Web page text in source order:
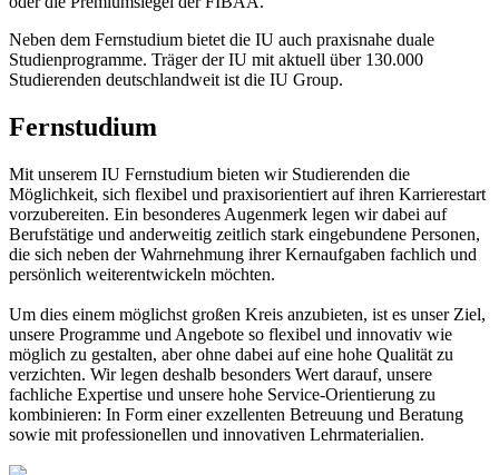
Neben dem Fernstudium bietet die IU auch praxisnahe duale
Studienprogramme. Träger der IU mit aktuell über 130.000
Studierenden deutschlandweit ist die IU Group.
Fernstudium
Mit unserem IU Fernstudium bieten wir Studierenden die
Möglichkeit, sich flexibel und praxisorientiert auf ihren Karrierestart
vorzubereiten. Ein besonderes Augenmerk legen wir dabei auf
Berufstätige und anderweitig zeitlich stark eingebundene Personen,
die sich neben der Wahrnehmung ihrer Kernaufgaben fachlich und
persönlich weiterentwickeln möchten.
Um dies einem möglichst großen Kreis anzubieten, ist es unser Ziel,
unsere Programme und Angebote so flexibel und innovativ wie
möglich zu gestalten, aber ohne dabei auf eine hohe Qualität zu
verzichten. Wir legen deshalb besonders Wert darauf, unsere
fachliche Expertise und unsere hohe Service-Orientierung zu
kombinieren: In Form einer exzellenten Betreuung und Beratung
sowie mit professionellen und innovativen Lehrmaterialien.